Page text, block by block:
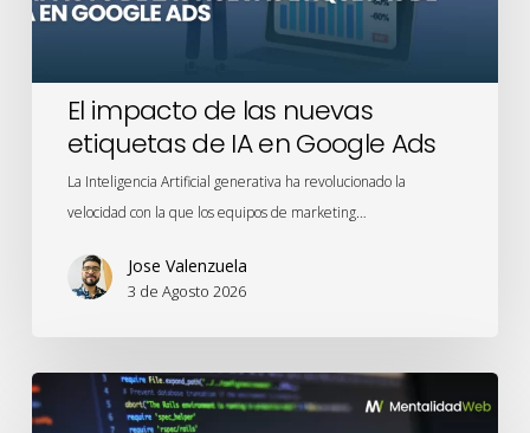
en
Ads
El impacto de las nuevas
etiquetas de IA en Google Ads
La Inteligencia Artificial generativa ha revolucionado la
velocidad con la que los equipos de marketing…
Jose Valenzuela
3 de Agosto 2026
Privacidad
desde